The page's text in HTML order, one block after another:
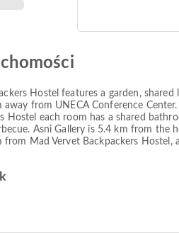
Hostel features a garden,
away from UNECA Conference
Hostel each room has a shared
Asni Gallery is 5.4 km from the
from Mad Vervet Backpackers